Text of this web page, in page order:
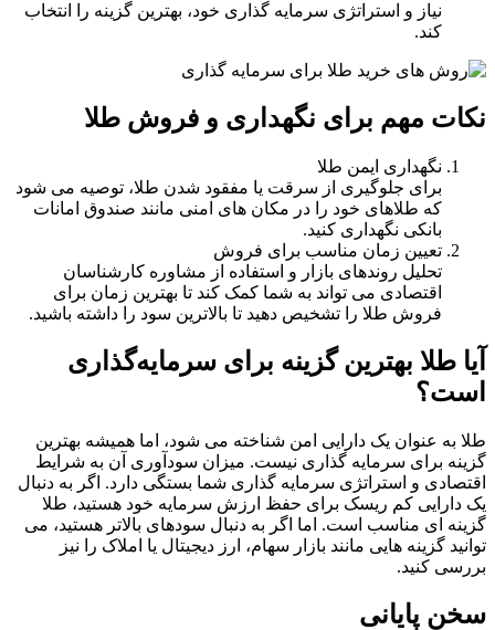
نیاز و استراتژی سرمایه‌ گذاری خود، بهترین گزینه را انتخاب
کند.
نکات مهم برای نگهداری و فروش طلا
نگهداری ایمن طلا
برای جلوگیری از سرقت یا مفقود شدن طلا، توصیه می شود
که طلاهای خود را در مکان های امنی مانند صندوق امانات
بانکی نگهداری کنید.
تعیین زمان مناسب برای فروش
تحلیل روندهای بازار و استفاده از مشاوره کارشناسان
اقتصادی می تواند به شما کمک کند تا بهترین زمان برای
فروش طلا را تشخیص دهید تا بالاترین سود را داشته باشید.
آیا طلا بهترین گزینه برای سرمایه‌گذاری
است؟
طلا به‌ عنوان یک دارایی امن شناخته می‌ شود، اما همیشه بهترین
گزینه برای سرمایه‌ گذاری نیست. میزان سودآوری آن به شرایط
اقتصادی و استراتژی سرمایه‌ گذاری شما بستگی دارد. اگر به دنبال
یک دارایی کم‌ ریسک برای حفظ ارزش سرمایه خود هستید، طلا
گزینه‌ ای مناسب است. اما اگر به دنبال سودهای بالاتر هستید، می‌
توانید گزینه‌ هایی مانند بازار سهام، ارز دیجیتال یا املاک را نیز
بررسی کنید.
سخن پایانی